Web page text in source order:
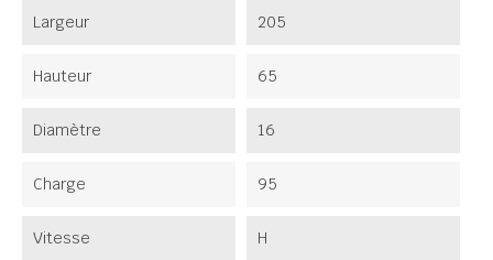
Largeur 205
Hauteur 65
Diamètre 16
Charge 95
Vitesse H